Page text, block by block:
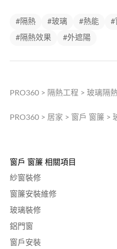
#隔熱 #玻璃 #熱能 #
#隔熱效果 #外遮陽
PRO360 > 隔熱工程 > 玻璃隔
PRO360 > 居家 > 窗戶 窗簾 >
窗戶 窗簾 相關項目
紗窗裝修
窗簾安裝維修
玻璃裝修
鋁門窗
窗戶安裝